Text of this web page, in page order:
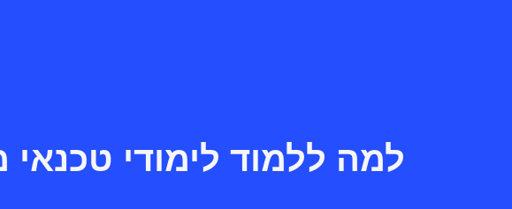
למה ללמוד לימודי